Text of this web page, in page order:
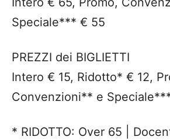
Speciale*** € 55
PREZZI dei BIGLIETTI
Intero € 15, Ridotto* € 12,
Convenzioni** e
* RIDOTTO: Over 65 |